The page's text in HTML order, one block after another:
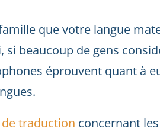
que votre langue
beaucoup de gens
éprouvent quant à
de traduction concernant